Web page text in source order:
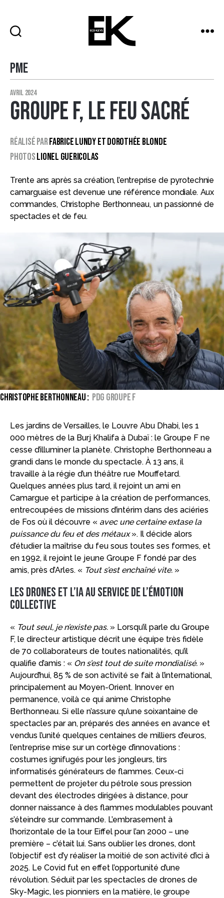
Catégories
PME
avril 2024
Groupe F, le feu sacré
Réalisé parFabrice Lundy et Dorothée Blonde
PhotosLIONEL GUERICOLAS
Trente ans après sa création, l’entreprise de pyrotechnie
camarguaise est devenue une référence mondiale. Aux
commandes, Christophe Berthonneau, un passionné de
spectacles et de feu.
Christophe Berthonneau : PDG Groupe F
Les jardins de Versailles, le Louvre Abu Dhabi, les 1
000 mètres de la Burj Khalifa à Dubaï : le Groupe F ne
cesse d’illuminer la planète. Christophe Berthonneau a
grandi dans le monde du spectacle. À 13 ans, il
travaille à la régie d’un théâtre rue Mouffetard.
Quelques années plus tard, il rejoint un ami en
Camargue et participe à la création de performances,
entrecoupées de missions d’intérim dans des aciéries
de Fos où il découvre « avec une certaine extase la
puissance du feu et des métaux». Il décide alors
d’étudier la maîtrise du feu sous toutes ses formes, et
en 1992, il rejoint le jeune Groupe F fondé par des
amis, près d’Arles. « Tout s’est enchaîné vite. »
Les drones et l’IA au service de l’émotion
collective
« Tout seul, je n’existe pas. » Lorsqu’il parle du Groupe
F, le directeur artistique décrit une équipe très fidèle
de 70 collaborateurs de toutes nationalités, qu’il
qualifie d’amis : « On s’est tout de suite mondialisé. »
Aujourd’hui, 85 % de son activité se fait à l’international,
principalement au Moyen-Orient. Innover en
permanence, voilà ce qui anime Christophe
Berthonneau. Si elle n’assure qu’une soixantaine de
spectacles par an, préparés des années en avance et
vendus l’unité quelques centaines de milliers d’euros,
l’entreprise mise sur un cortège d’innovations :
costumes ignifugés pour les jongleurs, tirs
informatisés générateurs de flammes. Ceux-ci
permettent de projeter du pétrole sous pression
devant des électrodes dirigées à distance, pour
donner naissance à des flammes modulables pouvant
s’éteindre sur commande. L’embrasement à
l’horizontale de la tour Eiffel pour l’an 2000 – une
première – c’était lui. Sans oublier les drones, dont
l’objectif est d’y réaliser la moitié de son activité d’ici à
2025. Le Covid fut en effet l’opportunité d’une
révolution. Séduit par les spectacles de drones de
Sky-Magic, les pionniers en la matière, le groupe